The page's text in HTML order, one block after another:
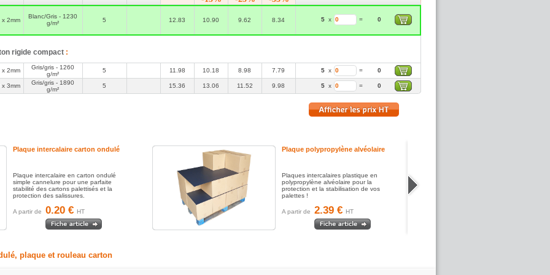
x 2mm
Blanc/Gris - 1230
g/m²
5 12.83 10.90 9.62 8.34 5 x = 0
rigide compact :
x 2mm
Gris/gris - 1260
g/m²
5 11.98 10.18 8.98 7.79 5 x = 0
x 3mm
Gris/gris - 1890
g/m²
5 15.36 13.06 11.52 9.98 5 x = 0
Plaque intercalaire carton ondulé
Plaque intercalaire en carton ondulé
simple cannelure pour une parfaite
stabilité des cartons palettisés et la
protection des salissures.
A partir de 0.20 € HT
Plaque polypropylène alvéolaire
Plaques intercalaires plastique en
polypropylène alvéolaire pour la
protection et la stabilisation de vos
palettes !
A partir de 2.39 € HT
plaque et rouleau carton